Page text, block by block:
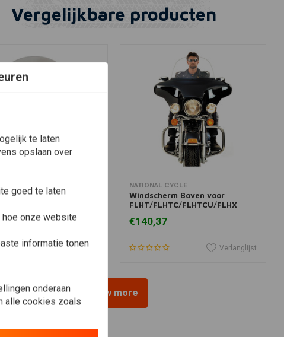
Vergelijkbare producten
'solar'
Verlanglijst
In winkelwagen
NATIONAL CYCLE
Windscherm Boven voor
FLHT/FLHTC/FLHTCU/FLHX
€140,37
Verlanglijst
View more
te laten
opslaan over
goed te laten
onze website
informatie tonen
onderaan
alle cookies zoals